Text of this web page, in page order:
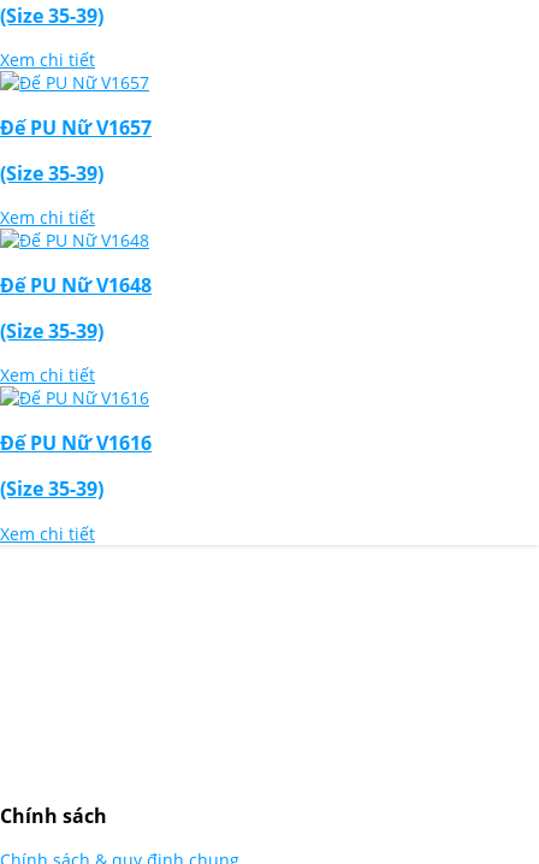
(Size 35-39)
Xem chi tiết
Đế PU Nữ V1657
(Size 35-39)
Xem chi tiết
Đế PU Nữ V1648
(Size 35-39)
Xem chi tiết
Đế PU Nữ V1616
(Size 35-39)
Xem chi tiết
Chính sách
Thiết Kế Website